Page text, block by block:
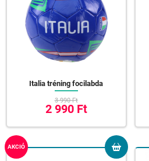
Italia tréning focilabda
3 990 Ft
2 990 Ft
AKCIÓ